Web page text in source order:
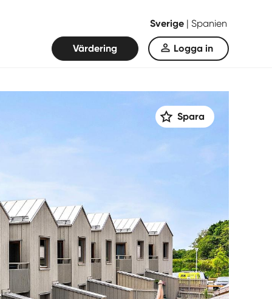
Sverige | Spanien
Värdering Logga in
Spara